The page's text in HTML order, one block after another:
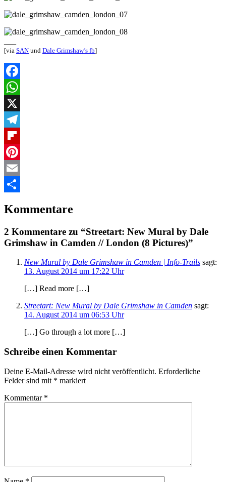
[via SAN und Dale Grimshaw’s fb]
Facebook
WhatsApp
X
Telegram
Flipboard
Pinterest
Email
Kommentare
2 Kommentare zu “Streetart: New Mural by Dale
Grimshaw in Camden // London (8 Pictures)”
New Mural by Dale Grimshaw in Camden | Info-Trails sagt:
13. August 2014 um 17:22 Uhr
[…] Read more […]
Streetart: New Mural by Dale Grimshaw in Camden sagt:
14. August 2014 um 06:53 Uhr
[…] Go through a lot more […]
Schreibe einen Kommentar
Deine E-Mail-Adresse wird nicht veröffentlicht. Erforderliche
Felder sind mit * markiert
Kommentar *